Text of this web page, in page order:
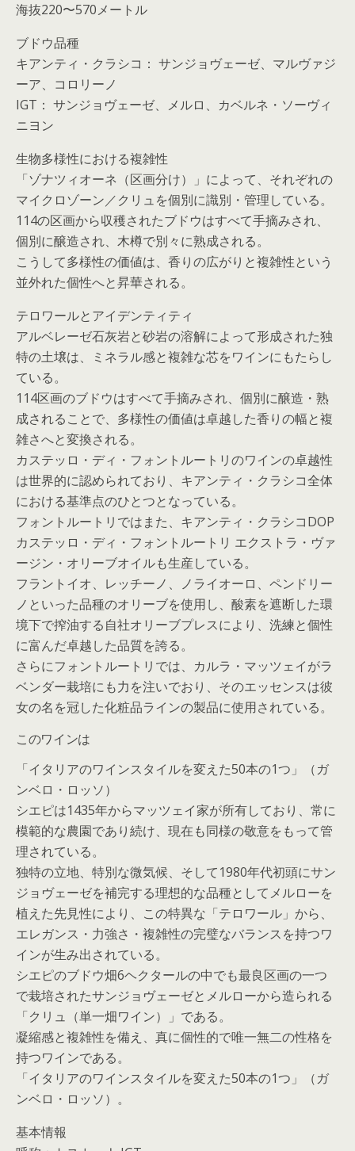
海抜220〜570メートル
ブドウ品種
キアンティ・クラシコ： サンジョヴェーゼ、マルヴァジ
ーア、コロリーノ
IGT： サンジョヴェーゼ、メルロ、カベルネ・ソーヴィ
ニヨン
生物多様性における複雑性
「ゾナツィオーネ（区画分け）」によって、それぞれの
マイクロゾーン／クリュを個別に識別・管理している。
114の区画から収穫されたブドウはすべて手摘みされ、
個別に醸造され、木樽で別々に熟成される。
こうして多様性の価値は、香りの広がりと複雑性という
並外れた個性へと昇華される。
テロワールとアイデンティティ
アルベレーゼ石灰岩と砂岩の溶解によって形成された独
特の土壌は、ミネラル感と複雑な芯をワインにもたらし
ている。
114区画のブドウはすべて手摘みされ、個別に醸造・熟
成されることで、多様性の価値は卓越した香りの幅と複
雑さへと変換される。
カステッロ・ディ・フォントルートリのワインの卓越性
は世界的に認められており、キアンティ・クラシコ全体
における基準点のひとつとなっている。
フォントルートリではまた、キアンティ・クラシコDOP
カステッロ・ディ・フォントルートリ エクストラ・ヴァ
ージン・オリーブオイルも生産している。
フラントイオ、レッチーノ、ノライオーロ、ペンドリー
ノといった品種のオリーブを使用し、酸素を遮断した環
境下で搾油する自社オリーブプレスにより、洗練と個性
に富んだ卓越した品質を誇る。
さらにフォントルートリでは、カルラ・マッツェイがラ
ベンダー栽培にも力を注いでおり、そのエッセンスは彼
女の名を冠した化粧品ラインの製品に使用されている。
このワインは
「イタリアのワインスタイルを変えた50本の1つ」（ガ
ンベロ・ロッソ）
シエピは1435年からマッツェイ家が所有しており、常に
模範的な農園であり続け、現在も同様の敬意をもって管
理されている。
独特の立地、特別な微気候、そして1980年代初頭にサン
ジョヴェーゼを補完する理想的な品種としてメルローを
植えた先見性により、この特異な「テロワール」から、
エレガンス・力強さ・複雑性の完璧なバランスを持つワ
インが生み出されている。
シエピのブドウ畑6ヘクタールの中でも最良区画の一つ
で栽培されたサンジョヴェーゼとメルローから造られる
「クリュ（単一畑ワイン）」である。
凝縮感と複雑性を備え、真に個性的で唯一無二の性格を
持つワインである。
「イタリアのワインスタイルを変えた50本の1つ」（ガ
ンベロ・ロッソ）。
基本情報